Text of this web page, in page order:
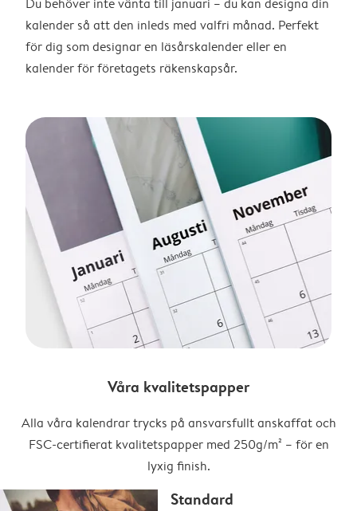
Du behöver inte vänta till januari – du kan designa din
kalender så att den inleds med valfri månad. Perfekt
för dig som designar en läsårskalender eller en
kalender för företagets räkenskapsår.
Våra kvalitetspapper
Alla våra kalendrar trycks på ansvarsfullt anskaffat och
FSC-certifierat kvalitetspapper med 250g/m² – för en
lyxig finish.
Standard